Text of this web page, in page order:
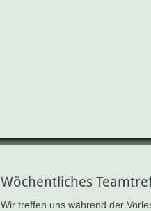
Wöchentliches
Wir treffen uns während der